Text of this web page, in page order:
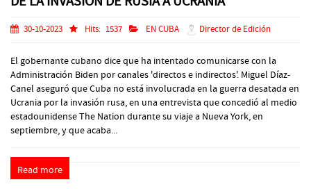
30-10-2023 Hits: 1537 EN CUBA Director de Edición
El gobernante cubano dice que ha intentado comunicarse con la
Administración Biden por canales 'directos e indirectos'. Miguel Díaz-
Canel aseguró que Cuba no está involucrada en la guerra desatada en
Ucrania por la invasión rusa, en una entrevista que concedió al medio
estadounidense The Nation durante su viaje a Nueva York, en
septiembre, y que acaba...
Read more